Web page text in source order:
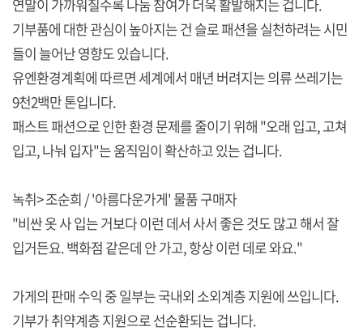
연말이 가까워질수록 나눔 참여가 더욱 활발해지는 겁니다.
기부품에 대한 관심이 높아지는 건 슬로 패션을 실천하려는 시민
들이 늘어난 영향도 있습니다.
유엔환경계획에 따르면 세계에서 매년 버려지는 의류 쓰레기는
9천2백만 톤입니다.
패스트 패션으로 인한 환경 문제를 줄이기 위해 "오래 입고, 고쳐
입고, 나눠 입자"는 움직임이 확산하고 있는 겁니다.
녹취> 조순희 / '아름다운가게' 물품 구매자
"비싼 옷 사 입는 거보다 이런 데서 사서 좋은 것도 많고 해서 잘
입거든요. 백화점 같은데 안 가고, 항상 이런 데로 와요."
가게의 판매 수익 중 일부는 국내외 소외계층 지원에 쓰입니다.
기부가 취약계층 지원으로 선순환되는 겁니다.